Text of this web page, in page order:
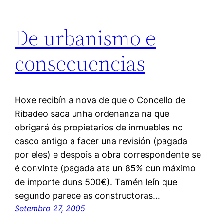
De urbanismo e
consecuencias
Hoxe recibín a nova de que o Concello de
Ribadeo saca unha ordenanza na que
obrigará ós propietarios de inmuebles no
casco antigo a facer una revisión (pagada
por eles) e despois a obra correspondente se
é convinte (pagada ata un 85% cun máximo
de importe duns 500€). Tamén leín que
segundo parece as constructoras…
Setembro 27, 2005